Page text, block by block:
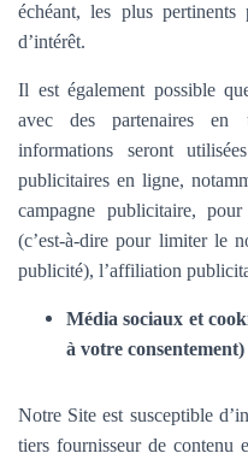
échéant, les plus
d’intérêt.
Il est également possible
avec des partenaires en
informations seront
publicitaires en ligne,
campagne publicitaire,
(c’est-à-dire pour limiter le
publicité), l’affiliation
Média sociaux et
à votre consentement)
Notre Site est susceptible
tiers fournisseur de contenu